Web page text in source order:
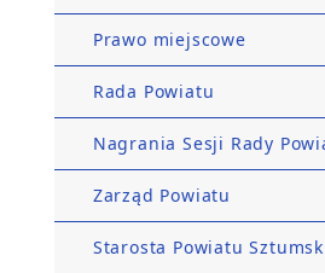
Prawo miejscowe
Rada Powiatu
Nagrania Sesji Rady
Zarząd Powiatu
Starosta Powiatu